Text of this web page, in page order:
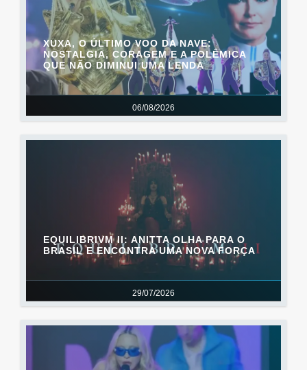
06/08/2026
XUXA, O ÚLTIMO VOO DA NAVE:
NOSTALGIA, CORAGEM E A POLÊMICA
QUE NÃO DIMINUI UMA LENDA
29/07/2026
EQUILIBRIVM II: ANITTA OLHA PARA O
BRASIL E ENCONTRA UMA NOVA FORÇA